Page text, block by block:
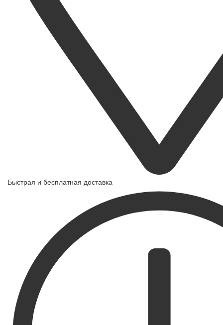
Быстрая и бесплатная доставка